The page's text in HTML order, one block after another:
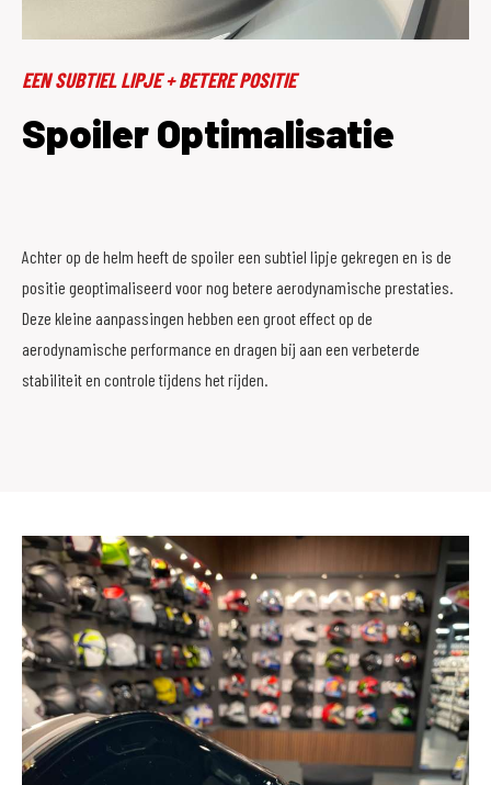
EEN SUBTIEL LIPJE + BETERE POSITIE
Spoiler Optimalisatie
Achter op de helm heeft de spoiler een subtiel lipje gekregen en is de
positie geoptimaliseerd voor nog betere aerodynamische prestaties.
Deze kleine aanpassingen hebben een groot effect op de
aerodynamische performance en dragen bij aan een verbeterde
stabiliteit en controle tijdens het rijden.